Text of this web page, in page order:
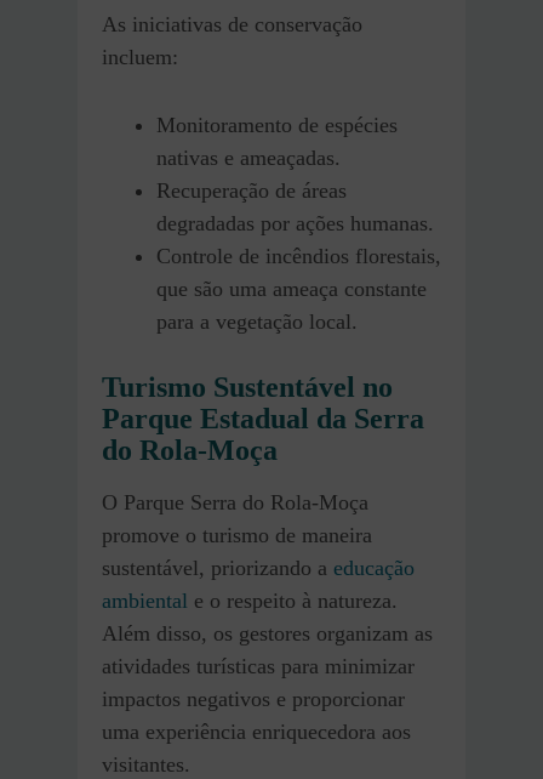
As iniciativas de conservação
incluem:
Monitoramento de espécies
nativas e ameaçadas.
Recuperação de áreas
degradadas por ações humanas.
Controle de incêndios florestais,
que são uma ameaça constante
para a vegetação local.
Turismo Sustentável no
Parque Estadual da Serra
do Rola-Moça
O Parque Serra do Rola-Moça
promove o turismo de maneira
sustentável, priorizando a educação
ambiental e o respeito à natureza.
Além disso, os gestores organizam as
atividades turísticas para minimizar
impactos negativos e proporcionar
uma experiência enriquecedora aos
visitantes.